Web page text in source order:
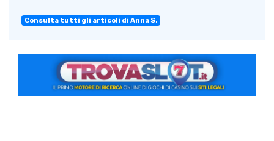
Consulta tutti gli articoli di Anna S.